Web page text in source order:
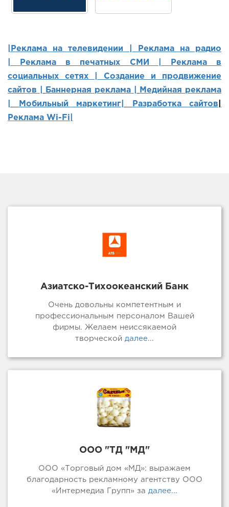
|Реклама на телевидении |
Реклама на радио
Реклама в печатных СМИ |
Реклама в
социальных сетях | Создание и продвижение
сайтов
Баннерная реклама |
Медийная реклама
Мобильный маркетинг Разработка сайтов
Реклама Wi-Fi|
Азиатско-Тихоокеанский Банк
Очень довольны компетентным и
профессиональным персоналом Вашей
фирмы. Желаем неиссякаемой
творческой далее...
ООО "ТД "МД"
ООО «Торговый дом «МД»: выражаем
благодарность рекламному агентству ООО
«Интермедиа Групп» за далее...